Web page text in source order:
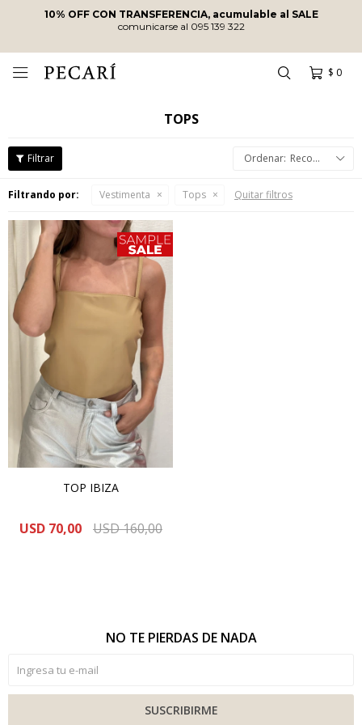
10% OFF CON TRANSFERENCIA, acumulable al SALE
comunicarse al 095 139 322
$ 0

TOPS
Recomendados
Filtrando por: Vestimenta Tops Quitar filtros
TOP IBIZA
USD 70,00 USD160,00
NO TE PIERDAS DE NADA
SUSCRIBIRME